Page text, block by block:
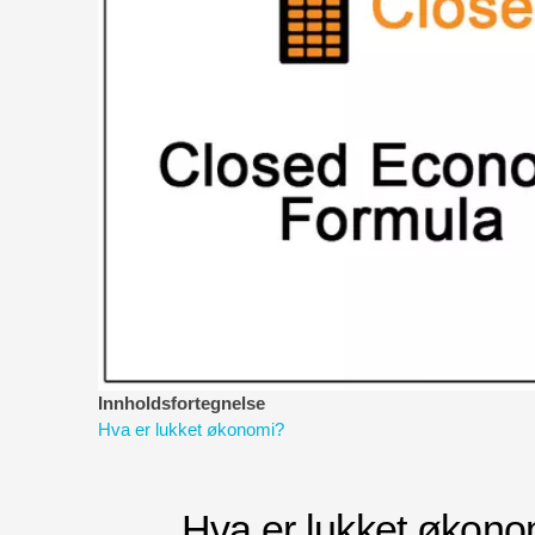
Innholdsfortegnelse
Hva er lukket økonomi?